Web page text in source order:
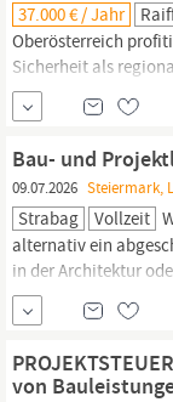
37.000 € / Jahr
Oberösterreich
Sicherheit als
Facilitymanagement
Verwaltung von
Einkaufszentren und
ERWARTEN DICH
Bau- und
09.07.2026 Steiermark,
Strabag Vollzeit
alternativ ein
in der Architektur
Entscheidend ist für
neue Technologien.
oder in einem...
von